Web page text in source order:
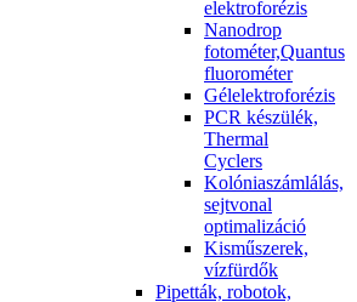
elektroforézis
Nanodrop
fotométer,Quantus
fluorométer
Gélelektroforézis
PCR készülék,
Thermal
Cyclers
Kolóniaszámlálás,
sejtvonal
optimalizáció
Kisműszerek,
vízfürdők
Pipetták, robotok,